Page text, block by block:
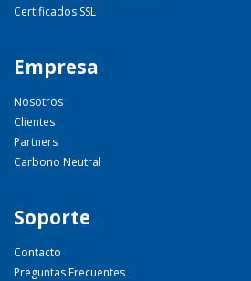
Certificados SSL
Empresa
Nosotros
Clientes
Partners
Carbono Neutral
Soporte
Contacto
Preguntas Frecuentes